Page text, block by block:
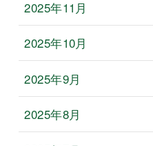
2025年11月
2025年10月
2025年9月
2025年8月